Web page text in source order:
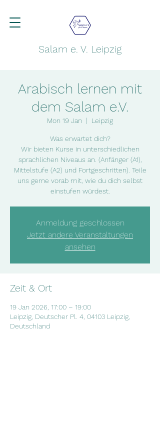
Salam e. V. Leipzig
Arabisch lernen mit
dem Salam e.V.
Mon 19 Jan
  |
Leipzig
Was erwartet dich?
Wir bieten Kurse in unterschiedlichen
sprachlichen Niveaus an. (Anfänger (A1),
Mittelstufe (A2) und Fortgeschritten). Teile
uns gerne vorab mit, wie du dich selbst
einstufen würdest.
Anmeldung geschlossen
Jetzt andere Veranstaltungen
ansehen
Zeit & Ort
19 Jan 2026, 17:00 – 19:00
Leipzig, Deutscher Pl. 4, 04103 Leipzig,
Deutschland